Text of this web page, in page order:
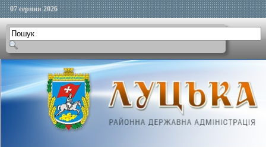
07 серпня 2026